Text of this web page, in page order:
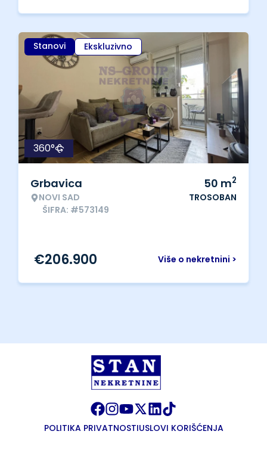
Stanovi Ekskluzivno
360°
Grbavica
NOVI SAD
ŠIFRA: #573149
50 m2
TROSOBAN
Više o nekretnini >
€206.900
POLITIKA PRIVATNOSTIUSLOVI KORIŠĆENJA